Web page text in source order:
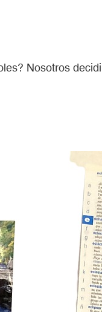
Nosotros